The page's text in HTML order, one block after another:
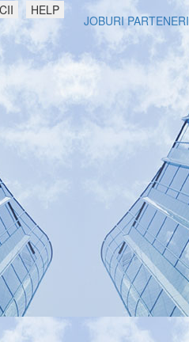
HELP
JOBURI PARTENERI